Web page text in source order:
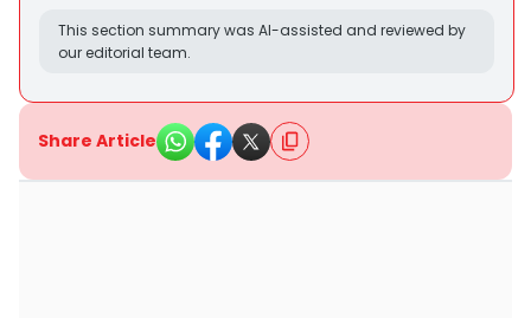
This section summary was AI-assisted and reviewed by
our editorial team.
Share Article